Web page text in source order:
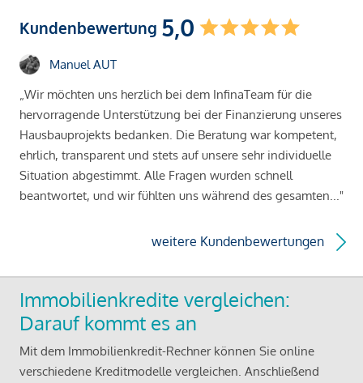
Kundenbewertung 5,0
Manuel AUT
„Wir möchten uns herzlich bei dem InfinaTeam für die
hervorragende Unterstützung bei der Finanzierung unseres
Hausbauprojekts bedanken. Die Beratung war kompetent,
ehrlich, transparent und stets auf unsere sehr individuelle
Situation abgestimmt. Alle Fragen wurden schnell
beantwortet, und wir fühlten uns während des gesamten..."
weitere Kundenbewertungen
Immobilienkredite vergleichen:
Darauf kommt es an
Mit dem Immobilienkredit-Rechner können Sie online
verschiedene Kreditmodelle vergleichen. Anschließend